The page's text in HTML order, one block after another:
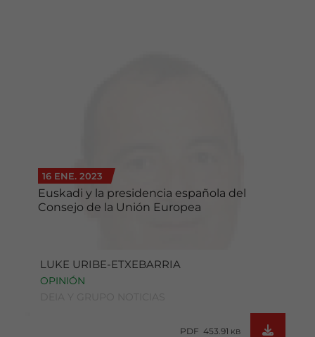
16 ENE. 2023
Euskadi y la presidencia española del
Consejo de la Unión Europea
LUKE URIBE-ETXEBARRIA
OPINIÓN
PDF 453.91 KB